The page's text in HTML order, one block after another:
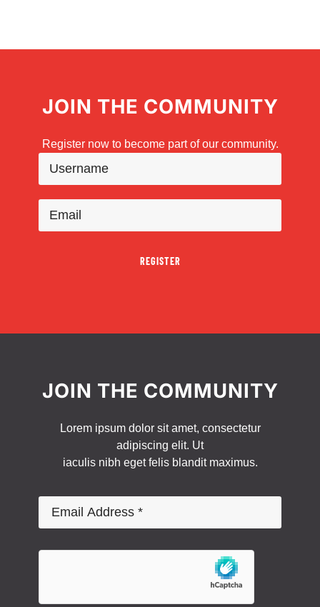
JOIN THE COMMUNITY
Register now to become part of our community.
REGISTER
JOIN THE COMMUNITY
Lorem ipsum dolor sit amet, consectetur
adipiscing elit. Ut
iaculis nibh eget felis blandit maximus.